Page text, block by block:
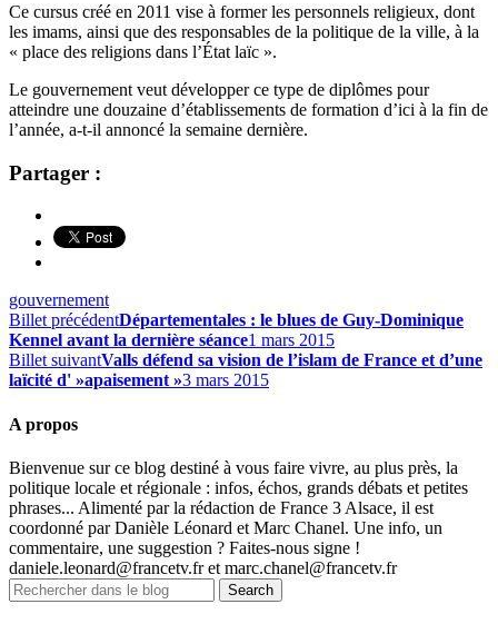
Ce cursus créé en 2011 vise à former les personnels religieux, dont
les imams, ainsi que des responsables de la politique de la ville, à la
« place des religions dans l’État laïc ».
Le gouvernement veut développer ce type de diplômes pour
atteindre une douzaine d’établissements de formation d’ici à la fin de
l’année, a-t-il annoncé la semaine dernière.
Partager :
gouvernement
Billet précédentDépartementales : le blues de Guy-Dominique
Kennel avant la dernière séance1 mars 2015
Billet suivantValls défend sa vision de l’islam de France et d’une
laïcité d' »apaisement »3 mars 2015
A propos
Bienvenue sur ce blog destiné à vous faire vivre, au plus près, la
politique locale et régionale : infos, échos, grands débats et petites
phrases... Alimenté par la rédaction de France 3 Alsace, il est
coordonné par Danièle Léonard et Marc Chanel. Une info, un
commentaire, une suggestion ? Faites-nous signe !
daniele.leonard@francetv.fr et marc.chanel@francetv.fr